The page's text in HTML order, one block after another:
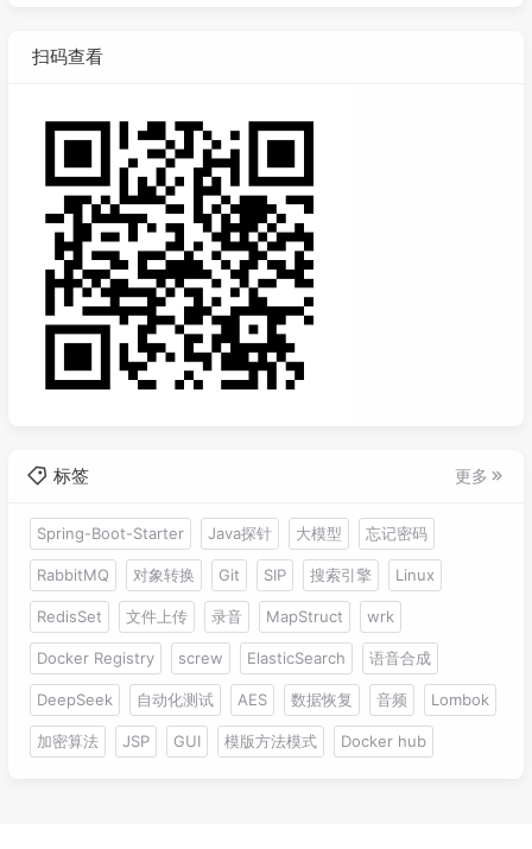
扫码查看
标签 更多
Spring-Boot-Starter Java探针 大模型 忘记密码
RabbitMQ 对象转换 Git SIP 搜索引擎 Linux
RedisSet 文件上传 录音 MapStruct wrk
Docker Registry screw ElasticSearch 语音合成
DeepSeek 自动化测试 AES 数据恢复 音频 Lombok
加密算法 JSP GUI 模版方法模式 Docker hub